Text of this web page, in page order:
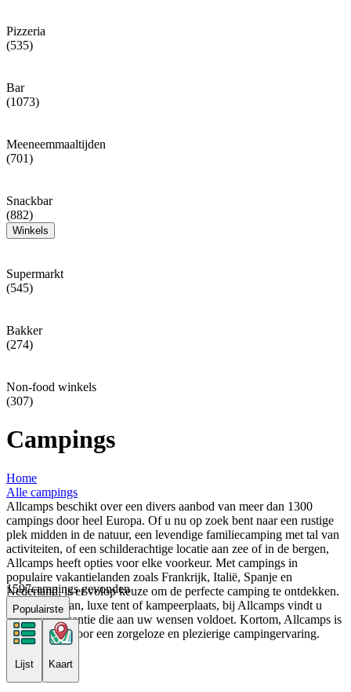
Pizzeria
(535)
Bar
(1073)
Meeneemmaaltijden
(701)
Snackbar
(882)
Winkels
Supermarkt
(545)
Bakker
(274)
Non-food winkels
(307)
Campings
Home
Alle campings
Allcamps beschikt over een divers aanbod van meer dan 1300
campings door heel Europa. Of u nu op zoek bent naar een rustige
plek midden in de natuur, een levendige familiecamping met tal van
activiteiten, of een schilderachtige locatie aan zee of in de bergen,
Allcamps heeft opties voor elke voorkeur. Met campings in
populaire vakantielanden zoals Frankrijk, Italië, Spanje en
Nederland, is er volop keuze om de perfecte camping te ontdekken.
Een stacaravan, luxe tent of kampeerplaats, bij Allcamps vindt u
altijd een vakantie die aan uw wensen voldoet. Kortom, Allcamps is
uw startpunt voor een zorgeloze en plezierige campingervaring.
1597campings gevonden
Populairste
Lijst Kaart